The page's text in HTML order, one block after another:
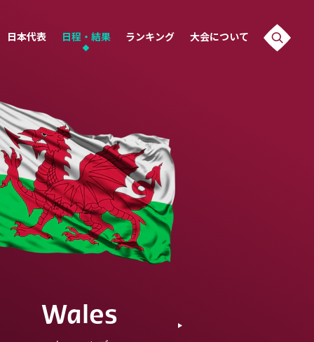
日本代表 日程・結果 ランキング 大会について
Wales